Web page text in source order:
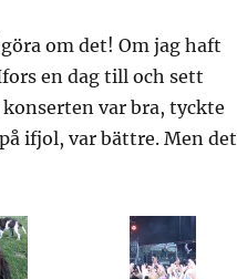
om det! Om jag haft
en dag till och sett
konserten var bra, tyckte
ifjol, var bättre. Men det